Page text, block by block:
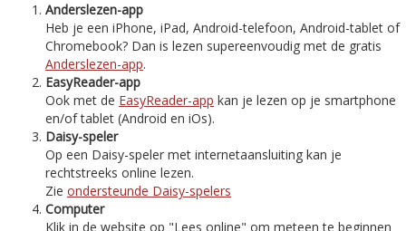
Anderslezen-app
Heb je een iPhone, iPad, Android-telefoon, Android-tablet of
Chromebook? Dan is lezen supereenvoudig met de gratis
Anderslezen-app.
EasyReader-app
Ook met de EasyReader-app kan je lezen op je smartphone
en/of tablet (Android en iOs).
Daisy-speler
Op een Daisy-speler met internetaansluiting kan je
rechtstreeks online lezen.
Zie ondersteunde Daisy-spelers
Computer
Klik in de website op "Lees online" om meteen te beginnen